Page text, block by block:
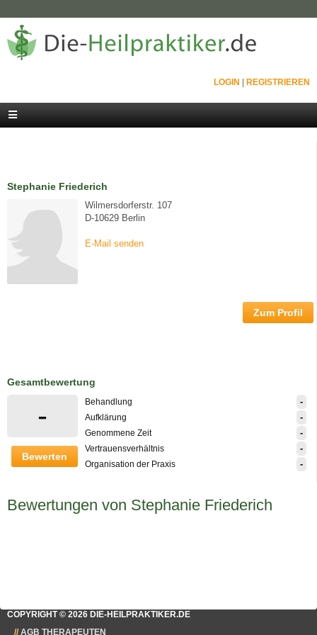
LOGIN REGISTRIEREN
Stephanie Friederich
Wilmersdorferstr. 107
D-10629 Berlin
E-Mail senden
Zum Profil
Gesamtbewertung
-
Bewerten
Behandlung -
Aufklärung -
Genommene Zeit -
Vertrauensverhältnis -
Organisation der Praxis -
Bewertungen von Stephanie Friederich
COPYRIGHT © 2026 DIE-HEILPRAKTIKER.DE
AGB THERAPEUTEN